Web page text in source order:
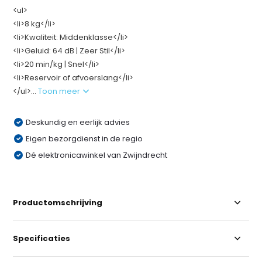
<ul>
<li>8 kg</li>
<li>Kwaliteit: Middenklasse</li>
<li>Geluid: 64 dB | Zeer Stil</li>
<li>20 min/kg | Snel</li>
<li>Reservoir of afvoerslang</li>
</ul>...Toon meer
Deskundig en eerlijk advies
Eigen bezorgdienst in de regio
Dé elektronicawinkel van Zwijndrecht
Productomschrijving
Specificaties